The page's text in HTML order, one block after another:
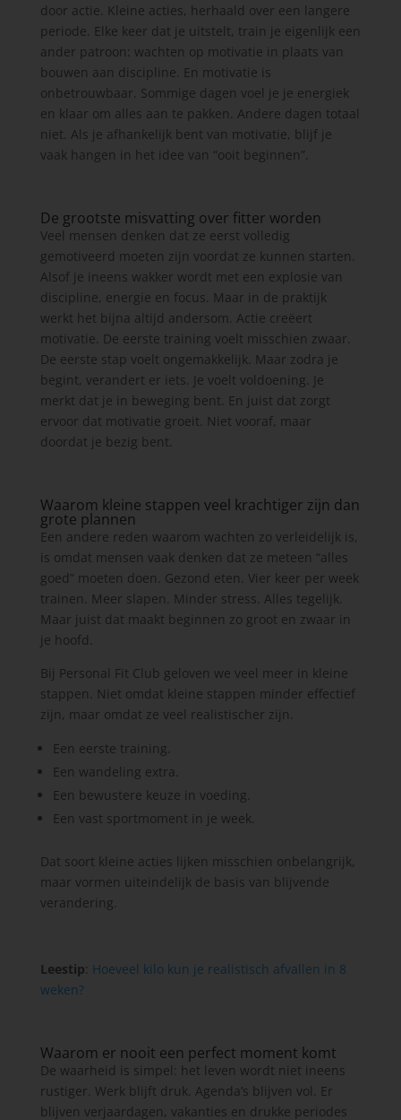
door actie. Kleine acties, herhaald over een langere
periode. Elke keer dat je uitstelt, train je eigenlijk een
ander patroon: wachten op motivatie in plaats van
bouwen aan discipline. En motivatie is
onbetrouwbaar. Sommige dagen voel je je energiek
en klaar om alles aan te pakken. Andere dagen totaal
niet. Als je afhankelijk bent van motivatie, blijf je
vaak hangen in het idee van “ooit beginnen”.
De grootste misvatting over fitter worden
Veel mensen denken dat ze eerst volledig
gemotiveerd moeten zijn voordat ze kunnen starten.
Alsof je ineens wakker wordt met een explosie van
discipline, energie en focus. Maar in de praktijk
werkt het bijna altijd andersom. Actie creëert
motivatie. De eerste training voelt misschien zwaar.
De eerste stap voelt ongemakkelijk. Maar zodra je
begint, verandert er iets. Je voelt voldoening. Je
merkt dat je in beweging bent. En juist dat zorgt
ervoor dat motivatie groeit. Niet vooraf, maar
doordat je bezig bent.
Waarom kleine stappen veel krachtiger zijn dan
grote plannen
Een andere reden waarom wachten zo verleidelijk is,
is omdat mensen vaak denken dat ze meteen “alles
goed” moeten doen. Gezond eten. Vier keer per week
trainen. Meer slapen. Minder stress. Alles tegelijk.
Maar juist dat maakt beginnen zo groot en zwaar in
je hoofd.
Bij Personal Fit Club geloven we veel meer in kleine
stappen. Niet omdat kleine stappen minder effectief
zijn, maar omdat ze veel realistischer zijn.
Een eerste training.
Een wandeling extra.
Een bewustere keuze in voeding.
Een vast sportmoment in je week.
Dat soort kleine acties lijken misschien onbelangrijk,
maar vormen uiteindelijk de basis van blijvende
verandering.
Leestip: Hoeveel kilo kun je realistisch afvallen in 8
weken?
Waarom er nooit een perfect moment komt
De waarheid is simpel: het leven wordt niet ineens
rustiger. Werk blijft druk. Agenda’s blijven vol. Er
blijven verjaardagen, vakanties en drukke periodes